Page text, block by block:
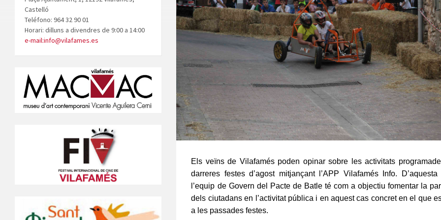
Els veïns de Vilafamés poden opinar sobre les activitats
darreres festes d’agost mitjançant l’APP Vilafamés Info. D’aquesta
l’equip de Govern del Pacte de Batle té com a objectiu fomentar la
dels ciutadans en l’activitat pública i en aquest cas concret en el que
a les passades festes.
Castelló
Teléfono: 964 32 90 01
Horari: dilluns a divendres de 9:00 a 14:00
e-mail:info@vilafames.es